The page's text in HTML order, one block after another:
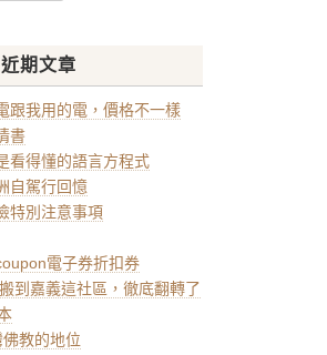
近期文章
跟我用的電，價格不一樣
書
看得懂的語言方程式
自駕行回憶
特別注意事項
電子券折扣券
到嘉義這社區，徹底翻轉了
教的地位